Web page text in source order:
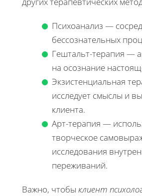
Психоанализ —
бессознательных
Гештальт-терапия —
на осознание
Экзистенциальная
исследует смыслы и
клиента.
Арт-терапия —
творческое
исследования
переживаний.
Важно, чтобы клиент